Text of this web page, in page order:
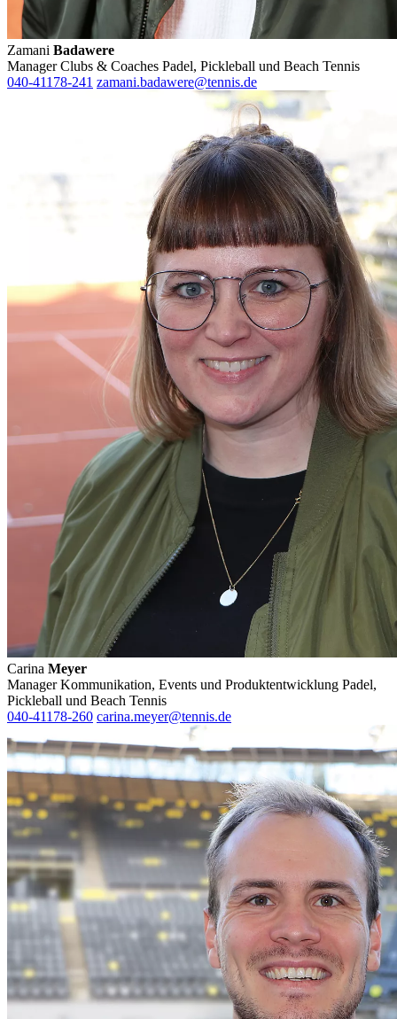
Zamani Badawere
Manager Clubs & Coaches Padel, Pickleball und Beach Tennis
040-41178-241 zamani.badawere@tennis.de
Carina Meyer
Manager Kommunikation, Events und Produktentwicklung Padel,
Pickleball und Beach Tennis
040-41178-260 carina.meyer@tennis.de